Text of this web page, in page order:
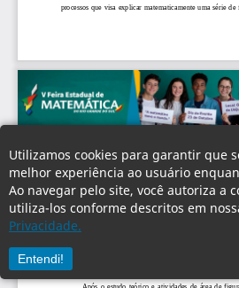
Utilizamos cookies para garantir que
melhor experiência ao usuário
Ao navegar pelo site, você autoriza a
utiliza-los conforme descritos em
Privacidade.
Entendi!